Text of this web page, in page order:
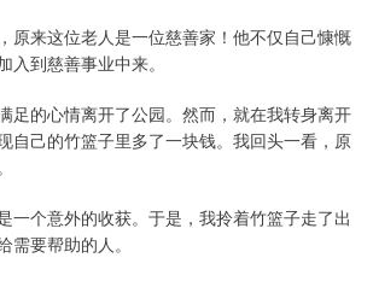
原来这位老人是一位慈善家！他不仅自己慷慨
入到慈善事业中来。
足的心情离开了公园。然而，就在我转身离开
自己的竹篮子里多了一块钱。我回头一看，原
一个意外的收获。于是，我拎着竹篮子走了出
需要帮助的人。